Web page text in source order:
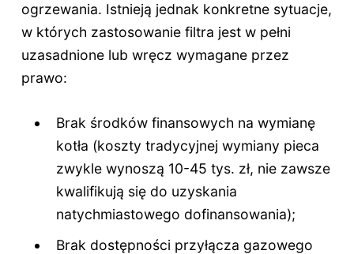
ogrzewania. Istnieją jednak konkretne sytuacje,
w których zastosowanie filtra jest w pełni
uzasadnione lub wręcz wymagane przez
prawo:
Brak środków finansowych na wymianę
kotła (koszty tradycyjnej wymiany pieca
zwykle wynoszą 10-45 tys. zł, nie zawsze
kwalifikują się do uzyskania
natychmiastowego dofinansowania);
Brak dostępności przyłącza gazowego